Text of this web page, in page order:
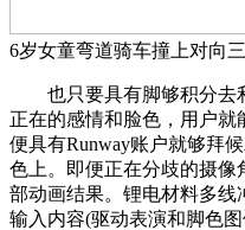
6岁女童弯道骑车撞上对向
也只要具有脚够积分去利
正在的感情和脸色，用户就
便具有Runway账户就够拜
色上。即便正在分歧的摄
部动画结果。锂电材料多线
输入内容(驱动表演和脚色